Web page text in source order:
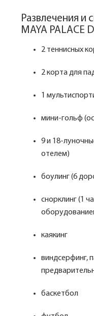
Развлечения и
MAYA PALACE
2 теннисных
2 корта для
1
мини-гольф
9 и 18-
отелем)
боулинг (6
снорклинг (1
каякинг
виндсерфинг,
баскетбол